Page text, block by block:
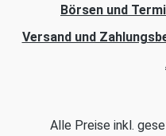
Börsen und
Versand und
Alle Preise inkl.